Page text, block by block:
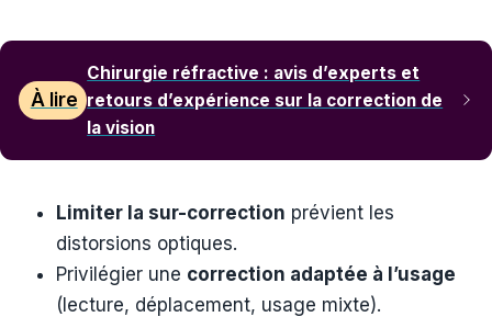
À lire
Chirurgie réfractive : avis d’experts et
retours d’expérience sur la correction de
la vision
Limiter la sur-correction prévient les
distorsions optiques.
Privilégier une correction adaptée à l’usage
(lecture, déplacement, usage mixte).